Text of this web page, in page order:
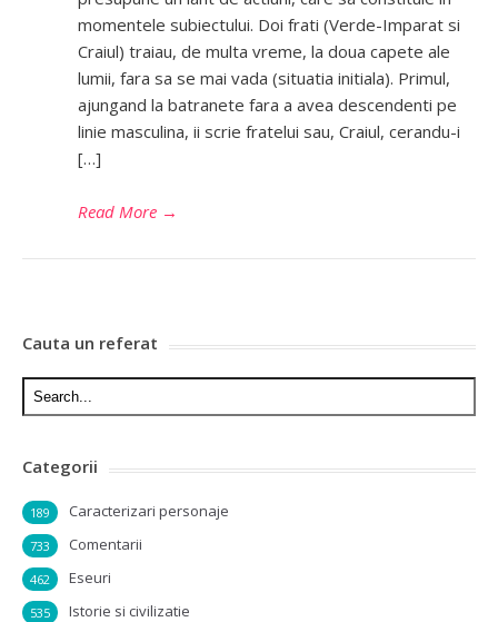
momentele subiectului. Doi frati (Verde-Imparat si
Craiul) traiau, de multa vreme, la doua capete ale
lumii, fara sa se mai vada (situatia initiala). Primul,
ajungand la batranete fara a avea descendenti pe
linie masculina, ii scrie fratelui sau, Craiul, cerandu-i
[…]
Read More →
Cauta un referat
Categorii
Caracterizari personaje
189
Comentarii
733
Eseuri
462
Istorie si civilizatie
535